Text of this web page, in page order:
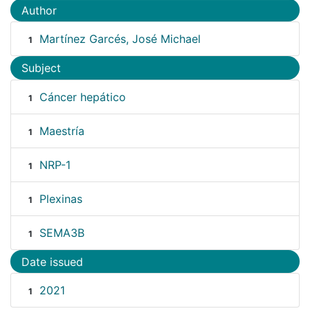
Author
1 Martínez Garcés, José Michael
Subject
1 Cáncer hepático
1 Maestría
1 NRP-1
1 Plexinas
1 SEMA3B
Date issued
1 2021